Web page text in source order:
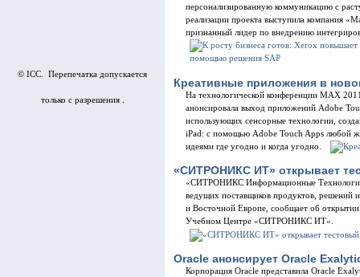
© ICC. Перепечатка допускается
только с разрешения .
персонализированную коммуникацию с
реализации проекта выступила компания
признанный лидер по внедрению
Креативные приложения в
На технологической конференции MAX
анонсировала выход приложений Adobe
использующих сенсорные технологии,
iPad: с помощью Adobe Touch Apps любой
идеями где угодно и когда угодно.
«СИТРОНИКС ИТ» открывает
«СИТРОНИКС Информационные
ведущих поставщиков продуктов, решений
и Восточной Европе, сообщает об
Учебном Центре «СИТРОНИКС ИТ».
Oracle анонсирует Oracle
Корпорация Oracle представила Oracle